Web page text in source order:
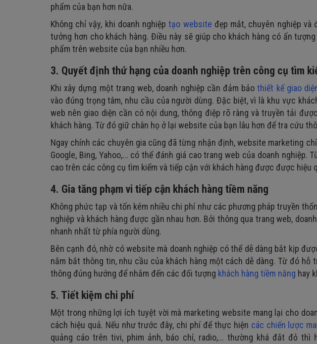
phẩm của bạn hơn nữa.
Không chỉ vậy, khi doanh nghiệptạo website đẹp mắt, chuyên nghiệp
tưởng hơn cho khách hàng. Điều này sẽ giúp cho khách hàng có ấn
phẩm trên website của bạn nhiều hơn.
3. Quyết định thứ hạng của doanh nghiệp trên công cụ tìm
Khi xây dựng một trang web, doanh nghiệp cần đảm bảothiết kế giao
vào đúng trọng tâm, nhu cầu của người dùng. Đặc biệt, vì là khu vực
web nên giao diện cần có nội dung, thông điệp rõ ràng và truyền tải
khách hàng. Từ đó giữ chân họ ở lại website của bạn lâu hơn để tra cứu
Ngay chính các chuyên gia cũng đã từng nhận định, website marketing
Google, Bing, Yahoo,... có thể đánh giá cao trang web của doanh
cao trên các công cụ tìm kiếm và tiếp cận với khách hàng được được hiệu
4. Gia tăng phạm vi tiếp cận khách hàng tiềm năng
Không phức tạp và tốn kém nhiều chi phí như các phương pháp truyền
nghiệp và khách hàng được gần nhau hơn. Bởi thông qua trang web,
nhanh nhất từ phía người dùng.
Bên cạnh đó, nhờ có website mà doanh nghiệp có thể dễ dàng bắt kịp
nắm bắt thông tin, nhu cầu của khách hàng một cách dễ dàng. Từ đó hỗ
thông đúng hướng để nhắm đến các đối tượng khách hàng tiềm năng hay
5. Tiết kiệm chi phí
Một trong những lợi ích tuyệt vời mà marketing website mang lại cho
cách hiệu quả. Nếu như trước đây, chi phí để thực hiện các chiến lược
quảng cáo trên tivi, phim ảnh, báo chí, radio,... thường khá đắt đỏ thì